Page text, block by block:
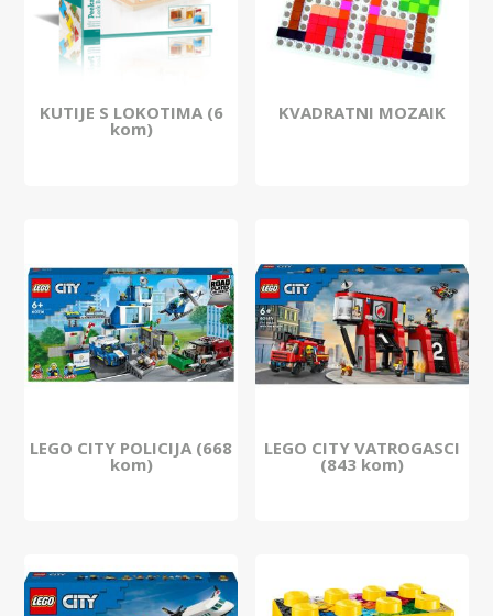
KUTIJE S LOKOTIMA (6
kom)
KVADRATNI MOZAIK
LEGO CITY POLICIJA (668
kom)
LEGO CITY VATROGASCI
(843 kom)